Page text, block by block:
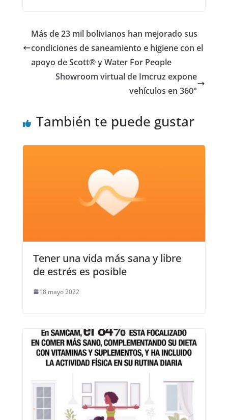
Más de 23 mil bolivianos han mejorado sus
condiciones de saneamiento e higiene con el
apoyo de Scott® y Water For People
Showroom virtual de Imcruz expone
vehículos en 360°
También te puede gustar
Tener una vida más sana y libre
de estrés es posible
18 mayo 2022